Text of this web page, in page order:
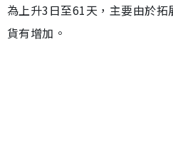
為上升3日至61天，主要由於
貨有增加。